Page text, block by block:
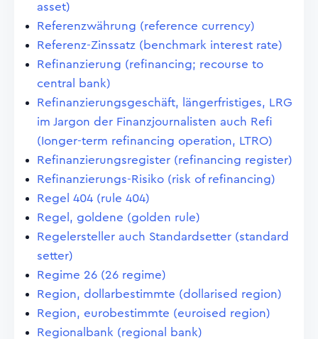
asset)
Referenzwährung (reference currency)
Referenz-Zinssatz (benchmark interest rate)
Refinanzierung (refinancing; recourse to
central bank)
Refinanzierungsgeschäft, längerfristiges, LRG
im Jargon der Finanzjournalisten auch Refi
(Ionger-term refinancing operation, LTRO)
Refinanzierungsregister (refinancing register)
Refinanzierungs-Risiko (risk of refinancing)
Regel 404 (rule 404)
Regel, goldene (golden rule)
Regelersteller auch Standardsetter (standard
setter)
Regime 26 (26 regime)
Region, dollarbestimmte (dollarised region)
Region, eurobestimmte (euroised region)
Regionalbank (regional bank)